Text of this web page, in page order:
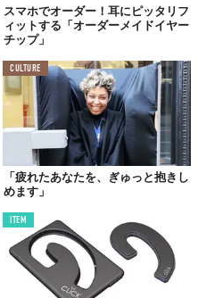
スマホでオーダー！耳にピッタリフ
ィットする「オーダーメイドイヤー
チップ」
CULTURE
「疲れたあなたを、ぎゅっと抱きし
めます」
ITEM